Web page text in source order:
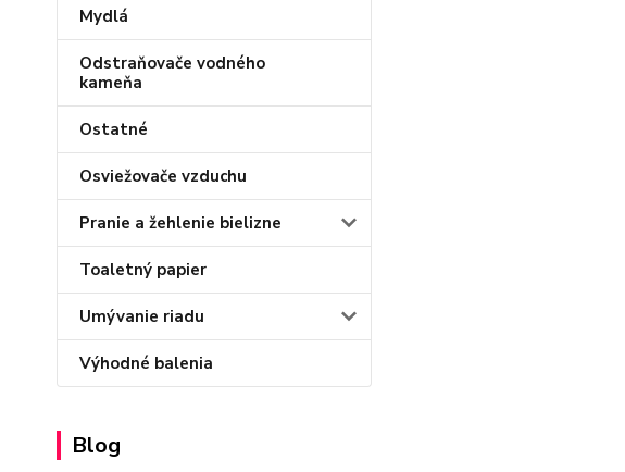
Mydlá
Odstraňovače vodného
kameňa
Ostatné
Osviežovače vzduchu
Pranie a žehlenie bielizne
Toaletný papier
Umývanie riadu
Výhodné balenia
Blog